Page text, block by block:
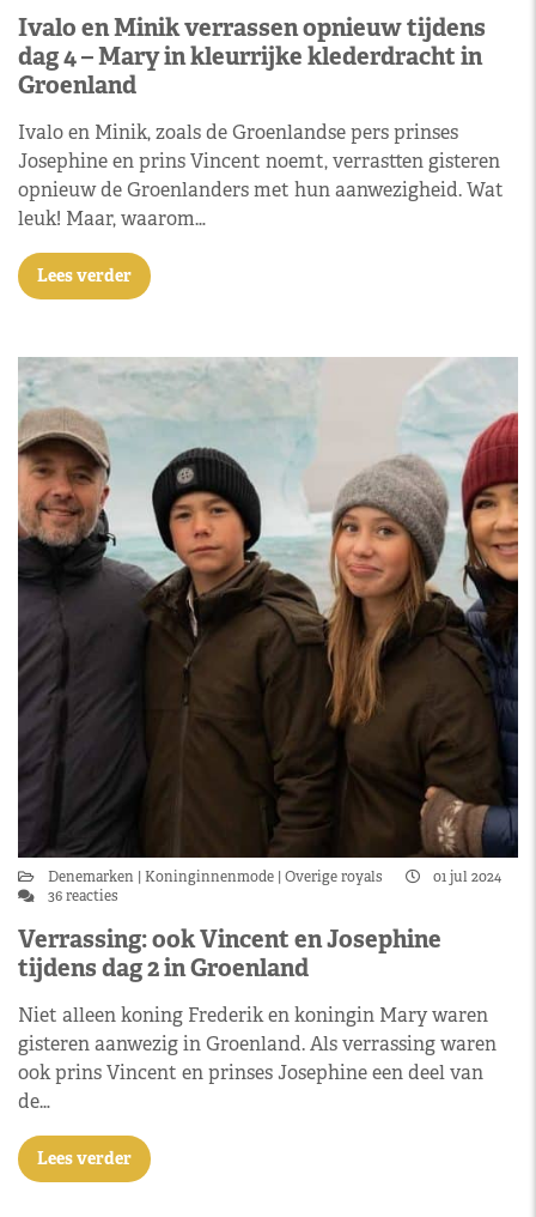
Ivalo en Minik verrassen opnieuw tijdens
dag 4 – Mary in kleurrijke klederdracht in
Groenland
Ivalo en Minik, zoals de Groenlandse pers prinses
Josephine en prins Vincent noemt, verrastten gisteren
opnieuw de Groenlanders met hun aanwezigheid. Wat
leuk! Maar, waarom…
Lees verder
Denemarken Koninginnenmode Overige royals
01 jul 2024
36 reacties
Verrassing: ook Vincent en Josephine
tijdens dag 2 in Groenland
Niet alleen koning Frederik en koningin Mary waren
gisteren aanwezig in Groenland. Als verrassing waren
ook prins Vincent en prinses Josephine een deel van
de…
Lees verder